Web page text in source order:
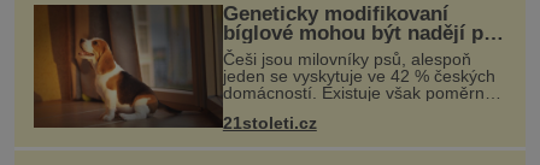
Geneticky modifikovaní
bíglové mohou být nadějí pro
alergiky
Češi jsou milovníky psů, alespoň
jeden se vyskytuje ve 42 % českých
domácností. Existuje však poměrně
pořídili, ale nemohou, protože jsou
alergičtí. Jejich imu
21stoleti.cz